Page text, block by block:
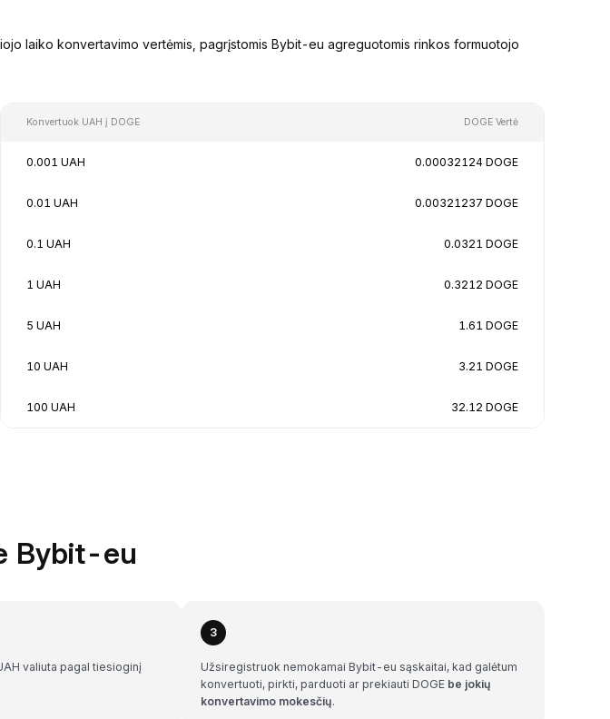
laiko konvertavimo vertėmis, pagrįstomis Bybit-eu agreguotomis rinkos formuotojo
Konvertuok UAH į DOGE DOGE Vertė
0.001 UAH 0.00032124 DOGE
0.01 UAH 0.00321237 DOGE
0.1 UAH 0.0321 DOGE
1 UAH 0.3212 DOGE
5 UAH 1.61 DOGE
10 UAH 3.21 DOGE
100 UAH 32.12 DOGE
Bybit-eu
valiuta pagal tiesioginį
3
Užsiregistruok nemokamai Bybit-eu sąskaitai, kad galėtum
konvertuoti, pirkti, parduoti ar prekiauti DOGE be jokių
konvertavimo mokesčių.